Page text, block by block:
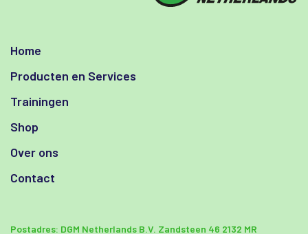
Home
Producten en Services
Trainingen
Shop
Over ons
Contact
Postadres: DGM Netherlands B.V. Zandsteen 46 2132 MR